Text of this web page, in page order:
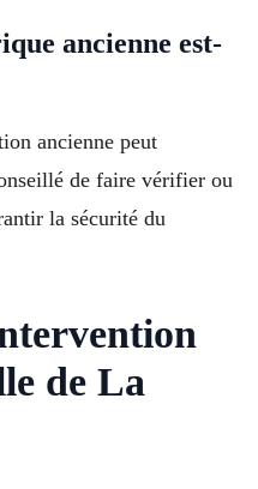
ancienne est-
ancienne peut
de faire vérifier ou
la sécurité du
de La